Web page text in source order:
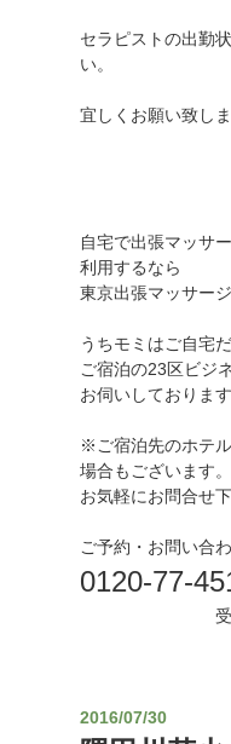
セラピストの出勤
い。
宜しくお願い致しま
自宅で出張マッサ
利用するなら
東京出張マッサー
うちモミはご自宅
ご宿泊の23区ビジ
お伺いしております
※ご宿泊先のホテ
場合もございます。
お気軽にお問合せ下
ご予約・お問い合
0120-77-
受付時間
2016/07/30